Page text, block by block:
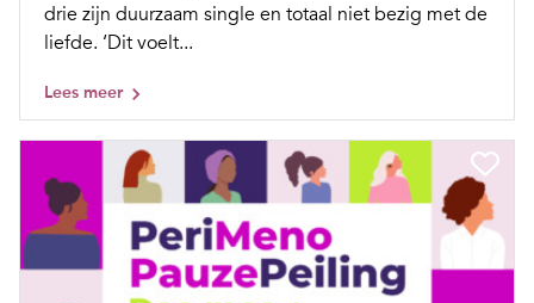
drie zijn duurzaam single en totaal niet bezig met de
liefde. ‘Dit voelt...
Lees meer